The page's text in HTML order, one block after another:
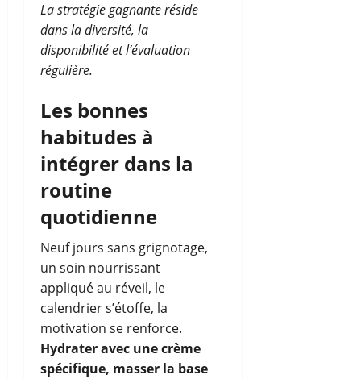
La stratégie gagnante réside
dans la diversité, la
disponibilité et l’évaluation
régulière.
Les bonnes
habitudes à
intégrer dans la
routine
quotidienne
Neuf jours sans grignotage,
un soin nourrissant
appliqué au réveil, le
calendrier s’étoffe, la
motivation se renforce.
Hydrater avec une crème
spécifique, masser la base